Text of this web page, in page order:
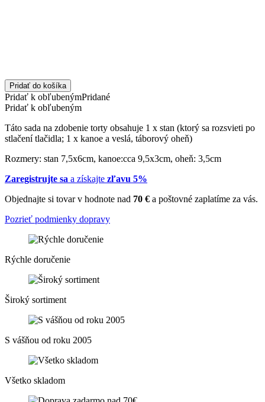
Pridať do košíka
Pridať k obľubenýmPridané
Pridať k obľubeným
Táto sada na zdobenie torty obsahuje 1 x stan (ktorý sa rozsvieti po
stlačení tlačidla; 1 x kanoe a veslá, táborový oheň)
Rozmery: stan 7,5x6cm, kanoe:cca 9,5x3cm, oheň: 3,5cm
Zaregistrujte sa a získajte zľavu 5%
Objednajte si tovar v hodnote nad 70 € a poštovné zaplatíme za vás.
Pozrieť podmienky dopravy
Rýchle doručenie
Široký sortiment
S vášňou od roku 2005
Všetko skladom